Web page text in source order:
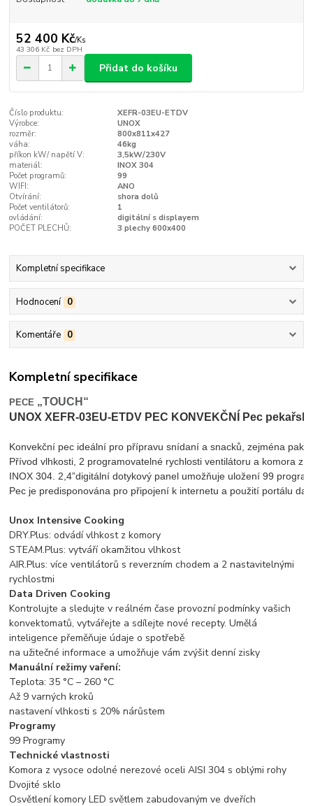
52 400 Kč/Ks
43 306 Kč bez DPH
Přidat do košíku
Číslo produktu:
XEFR-03EU-ETDV
Výrobce:
UNOX
rozměr:
800x811x427
váha:
46kg
příkon kW/ napětí V:
3,5kW/230V
materiál:
INOX 304
Počet programů:
99
WIFI:
ANO
Otvírání:
shora dolů
Počet ventilátorů:
1
ovládání:
digitální s displayem
POČET PLECHŮ:
3 plechy 600x400
Kompletní specifikace
Hodnocení 0
Komentáře 0
Kompletní specifikace
PECE „TOUCH“
UNOX XEFR-03EU-ETDV PEC KONVEKČNÍ Pec pekařská
Konvekční pec ideální pro přípravu snídaní a snacků, zejména pak
Přívod vlhkosti, 2 programovatelné rychlosti ventilátoru a komora z
INOX 304. 2,4”digitální dotykový panel umožňuje uložení 99
Pec je predisponována pro připojení k internetu a použití portálu
Unox Intensive Cooking
DRY.Plus: odvádí vlhkost z komory
STEAM.Plus: vytváří okamžitou vlhkost
AIR.Plus: více ventilátorů s reverzním chodem a 2 nastavitelnými
rychlostmi
Data Driven Cooking
Kontrolujte a sledujte v reálném čase provozní podmínky vašich
konvektomatů, vytvářejte a sdílejte nové recepty. Umělá
inteligence přeměňuje údaje o spotřebě
na užitečné informace a umožňuje vám zvýšit denní zisky
Manuální režimy vaření:
Teplota: 35 °C – 260 °C
Až 9 varných kroků
nastavení vlhkosti s 20% nárůstem
Programy
99 Programy
Technické vlastnosti
Komora z vysoce odolné nerezové oceli AISI 304 s oblými rohy
Dvojité sklo
Osvětlení komory LED světlem zabudovaným ve dveřích